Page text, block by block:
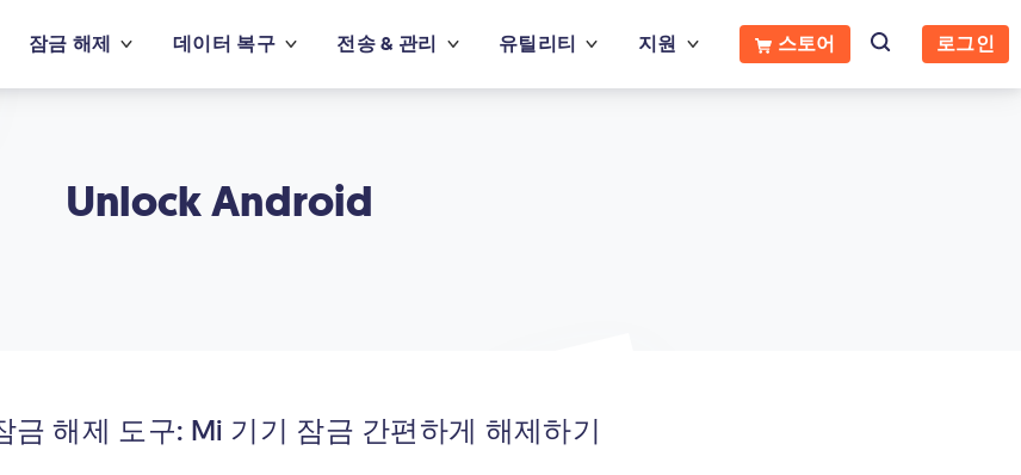
잠금 해제 데이터 복구 전송 & 관리 유틸리티 지원 스토어 로그인
Unlock Android
금 해제 도구: Mi 기기 잠금 간편하게 해제하기